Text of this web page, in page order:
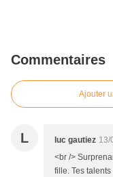
Commentaires
Ajouter
L luc gautiez 13/
<br />
fille. Tes